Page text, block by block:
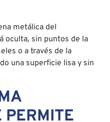
metálica del
oculta, sin puntos de la
o a través de la
una superficie lisa y sin
PERMITE